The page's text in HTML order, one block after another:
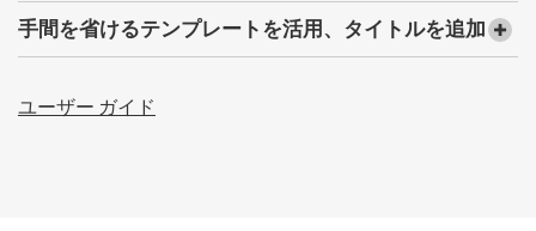
手間を省けるテンプレートを活用、タイトルを追加
ユーザー ガイド